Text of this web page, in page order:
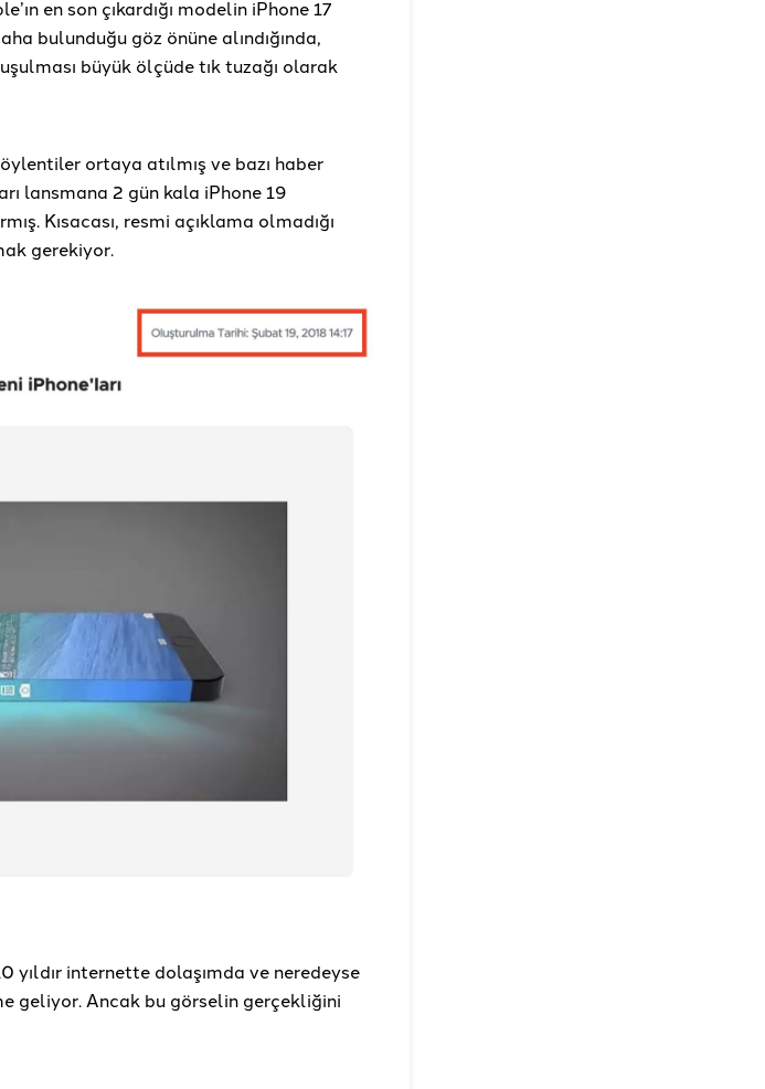
en son çıkardığı modelin iPhone 17
bulunduğu göz önüne alındığında,
büyük ölçüde tık tuzağı olarak
ortaya atılmış ve bazı haber
lansmana 2 gün kala iPhone 19
Kısacası, resmi açıklama olmadığı
gerekiyor.
yıldır internette dolaşımda ve neredeyse
geliyor. Ancak bu görselin gerçekliğini